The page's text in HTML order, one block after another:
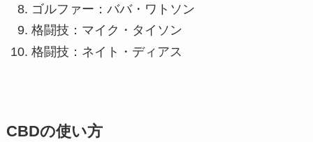
ゴルファー：ババ・ワトソン
格闘技：マイク・タイソン
格闘技：ネイト・ディアス
CBDの使い方